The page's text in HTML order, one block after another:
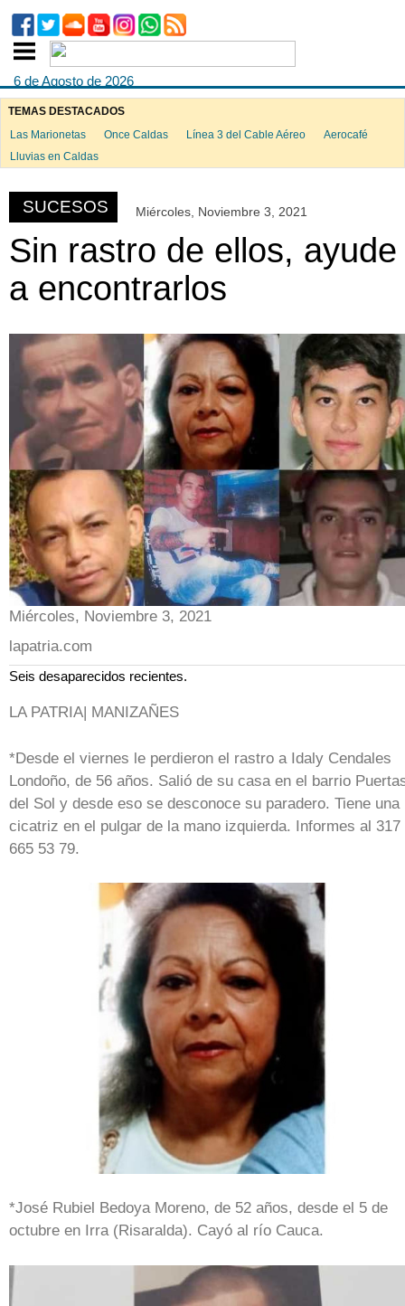
6 de Agosto de 2026
TEMAS DESTACADOS
Las Marionetas
Once Caldas Línea 3 del Cable Aéreo
Aerocafé
Lluvias en Caldas
SUCESOS Miércoles, Noviembre 3, 2021
Sin rastro de ellos, ayude
a encontrarlos
Miércoles, Noviembre 3, 2021
lapatria.com
Seis desaparecidos recientes.
LA PATRIA| MANIZAÑES
*Desde el viernes le perdieron el rastro a Idaly Cendales
Londoño, de 56 años. Salió de su casa en el barrio
del Sol y desde eso se desconoce su paradero. Tiene una
cicatriz en el pulgar de la mano izquierda. Informes al 317
665 53 79.
*José Rubiel Bedoya Moreno, de 52 años, desde el 5 de
octubre en Irra (Risaralda). Cayó al río Cauca.